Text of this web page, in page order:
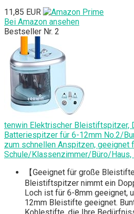
11,85 EUR
Bei Amazon ansehen
Bestseller Nr. 2
tenwin Elektrischer Bleistiftspitzer,
Batteriespitzer für 6-12mm No.2/
zum schnellen Anspitzen, geeignet
Schule/Klassenzimmer/Büro/Haus,
【Geeignet für große
Bleistiftspitzer nimmt ein
Loch ist für 6-8mm geeignet,
12mm Bleistifte geeignet.